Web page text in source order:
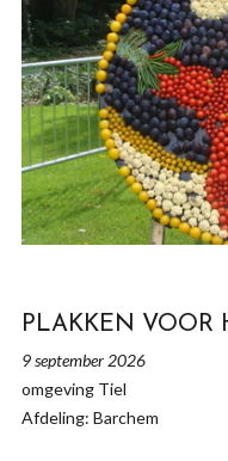
PLAKKEN VOOR
9 september 2026
omgeving Tiel
Afdeling: Barchem